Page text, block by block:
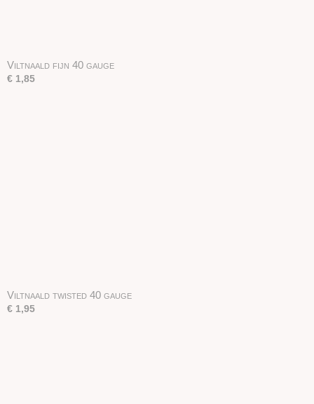
Viltnaald fijn 40 gauge
€ 1,85
Viltnaald twisted 40 gauge
€ 1,95